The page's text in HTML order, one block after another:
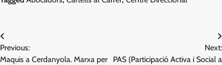
Navegació
d'entrades
Previous:
Maquis a Cerdanyola. Marxa per
Next:
PAS (Participació Activa i Social a